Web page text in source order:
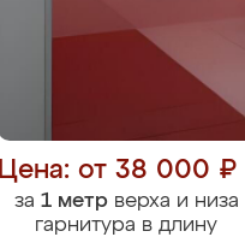
Цена: от 38 000 ₽
за 1 метрверха и низа
гарнитура в длину